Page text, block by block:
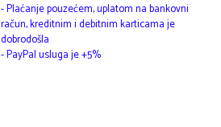
- Plaćanje pouzećem, uplatom na bankovni
račun, kreditnim i debitnim karticama je
dobrodošla
- PayPal usluga je +5%